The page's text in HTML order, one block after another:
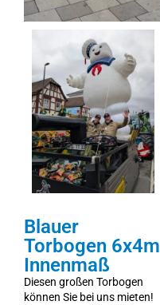
Blauer
Torbogen 6x4m
Innenmaß
Diesen großen Torbogen
können Sie bei uns mieten!